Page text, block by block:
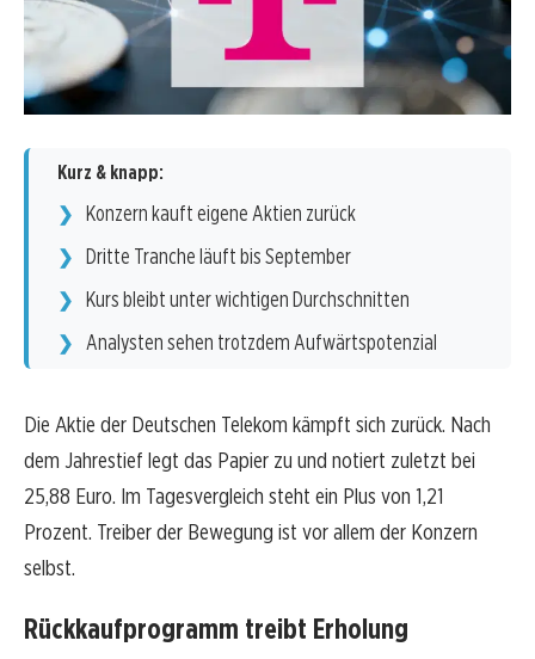
Kurz & knapp:
Konzern kauft eigene Aktien zurück
Dritte Tranche läuft bis September
Kurs bleibt unter wichtigen Durchschnitten
Analysten sehen trotzdem Aufwärtspotenzial
Die Aktie der Deutschen Telekom kämpft sich zurück. Nach
dem Jahrestief legt das Papier zu und notiert zuletzt bei
25,88 Euro. Im Tagesvergleich steht ein Plus von 1,21
Prozent. Treiber der Bewegung ist vor allem der Konzern
selbst.
Rückkaufprogramm treibt Erholung